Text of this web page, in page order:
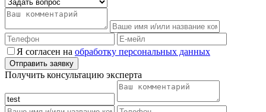
Я согласен на обработку персональных данных
Получить консультацию эксперта